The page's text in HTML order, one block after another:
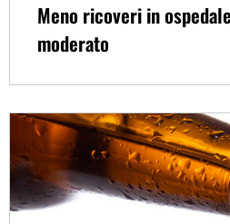
Meno ricoveri in
moderato